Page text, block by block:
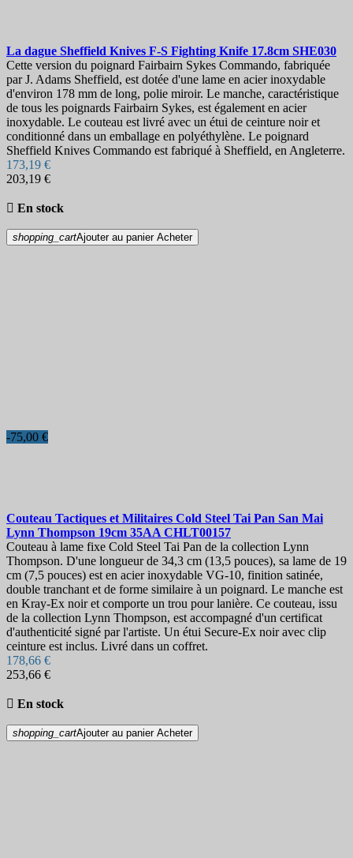
La dague Sheffield Knives F-S Fighting Knife 17.8cm SHE030
Cette version du poignard Fairbairn Sykes Commando, fabriquée
par J. Adams Sheffield, est dotée d'une lame en acier inoxydable
d'environ 178 mm de long, polie miroir. Le manche, caractéristique
de tous les poignards Fairbairn Sykes, est également en acier
inoxydable. Le couteau est livré avec un étui de ceinture noir et
conditionné dans un emballage en polyéthylène. Le poignard
Sheffield Knives Commando est fabriqué à Sheffield, en Angleterre.
173,19 €
203,19 €
 En stock
shopping_cartAjouter au panier Acheter
-75,00 €
Couteau Tactiques et Militaires Cold Steel Tai Pan San Mai
Lynn Thompson 19cm 35AA CHLT00157
Couteau à lame fixe Cold Steel Tai Pan de la collection Lynn
Thompson. D'une longueur de 34,3 cm (13,5 pouces), sa lame de 19
cm (7,5 pouces) est en acier inoxydable VG-10, finition satinée,
double tranchant et de forme similaire à un poignard. Le manche est
en Kray-Ex noir et comporte un trou pour lanière. Ce couteau, issu
de la collection Lynn Thompson, est accompagné d'un certificat
d'authenticité signé par l'artiste. Un étui Secure-Ex noir avec clip
ceinture est inclus. Livré dans un coffret.
178,66 €
253,66 €
 En stock
shopping_cartAjouter au panier Acheter